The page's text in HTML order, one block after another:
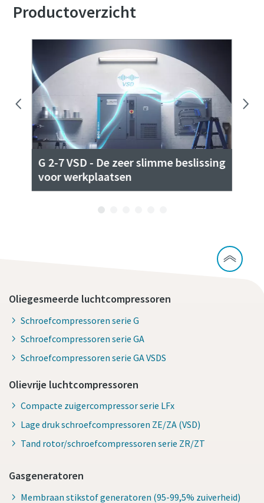
Productoverzicht
G 2-7 VSD - De zeer slimme beslissing
voor werkplaatsen
Oliegesmeerde luchtcompressoren
Schroefcompressoren serie G
Schroefcompressoren serie GA
Schroefcompressoren serie GA VSDS
Olievrije luchtcompressoren
Compacte zuigercompressor serie LFx
Lage druk schroefcompressoren ZE/ZA (VSD)
Tand rotor/schroefcompressoren serie ZR/ZT
Gasgeneratoren
Membraan stikstof generatoren (95-99,5% zuiverheid)